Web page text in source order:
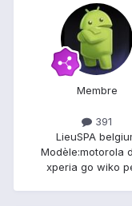
Membre
391
LieuSPA
Modèle:motorola
xperia go wiko